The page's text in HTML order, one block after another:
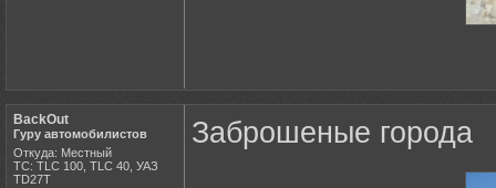
BackOut
Гуру автомобилистов
Откуда: Местный
ТС: TLC 100, TLC 40, УАЗ
ТD27Т
Заброшеные города